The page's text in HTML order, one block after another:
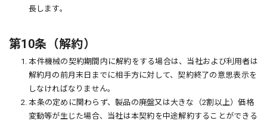
長します。
第10条（解約）
1. 本件機械の契約期間内に解約をする場合は、当社および利用者は
解約月の前月末日までに相手方に対して、契約終了の意思表示を
しなければなりません。
2. 本条の定めに関わらず、製品の廃盤又は大きな（2割以上）価格
変動等が生じた場合、当社は本契約を中途解約することができる